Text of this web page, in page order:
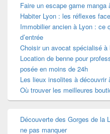
Faire un escape game manga
Habiter Lyon : les réflexes
Immobilier ancien à Lyon : ce
d’entrée
Choisir un avocat spécialisé
Location de benne pour
posée en moins de 24h
Les lieux insolites à découvrir
Où trouver les meilleures
Découverte des Gorges de la
ne pas manquer